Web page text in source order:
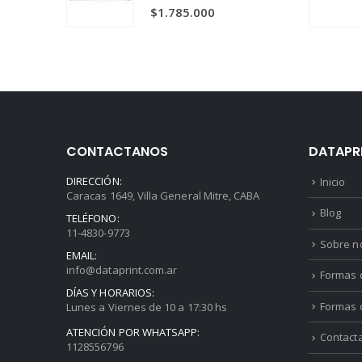
$1.735.000.
$1.785.000
CONTACTANOS
DIRECCIÓN:
Caracas 1649, Villa General Mitre, CABA
TELÉFONO:
11-4830-9773
EMAIL:
info@dataprint.com.ar
DÍAS Y HORARIOS:
Lunes a Viernes de 10 a 17:30 hs
ATENCIÓN POR WHATSAPP:
1128556796
Inicio
Blog
Sobre
Formas
Formas